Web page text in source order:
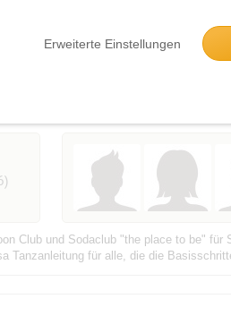
Erweiterte Einstellungen
Work Tanzkurs und
Club und Sodaclub "the place to be"
Tanzanleitung für alle, die die